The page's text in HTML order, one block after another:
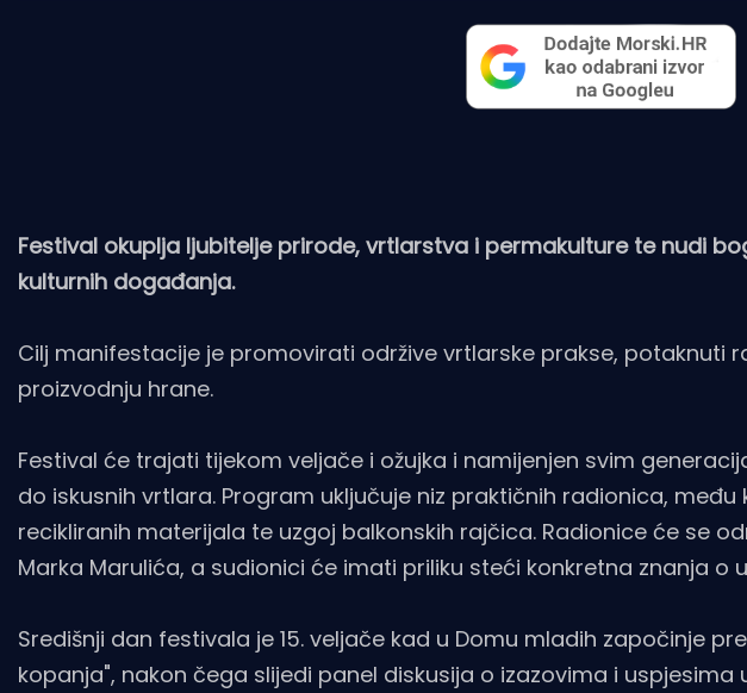
Festival okuplja ljubitelje prirode, vrtlarstva i permakulture te nudi
kulturnih događanja.
Cilj manifestacije je promovirati održive vrtlarske prakse, potaknuti
proizvodnju hrane.
Festival će trajati tijekom veljače i ožujka i namijenjen svim
do iskusnih vrtlara. Program uključuje niz praktičnih radionica,
recikliranih materijala te uzgoj balkonskih rajčica. Radionice će se
Marka Marulića, a sudionici će imati priliku steći konkretna znanja o
Središnji dan festivala je 15. veljače kad u Domu mladih započinje
kopanja", nakon čega slijedi panel diskusija o izazovima i